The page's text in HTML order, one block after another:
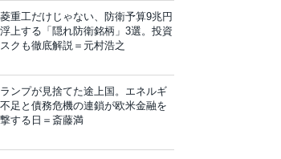
重工だけじゃない、防衛予算9兆円
上する「隠れ防衛銘柄」3選。投資
スクも徹底解説＝元村浩之
ランプが見捨てた途上国。エネルギ
足と債務危機の連鎖が欧米金融を
する日＝斎藤満